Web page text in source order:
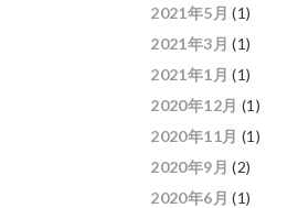
2021年5月 (1)
2021年3月 (1)
2021年1月 (1)
2020年12月 (1)
2020年11月 (1)
2020年9月 (2)
2020年6月 (1)